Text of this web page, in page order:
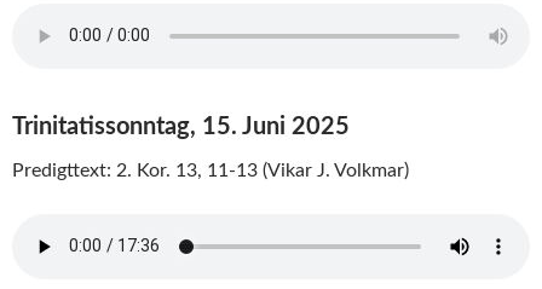
Trinitatissonntag, 15. Juni 2025
Predigttext: 2. Kor. 13, 11-13 (Vikar J. Volkmar)